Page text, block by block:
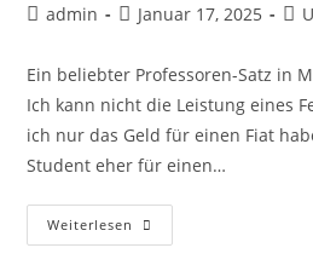
Beitrags-
admin
Beitrag
Januar 17, 2025
Ein beliebter Professoren-Satz in
Ich kann nicht die Leistung eines
ich nur das Geld für einen Fiat
Student eher für einen…
Weiterlesen Marketing
Execution